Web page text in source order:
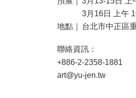
3月16日 上午
地點｜
台北市中正區
聯絡資訊：
+886-2-2358-1881
art@yu-jen.tw